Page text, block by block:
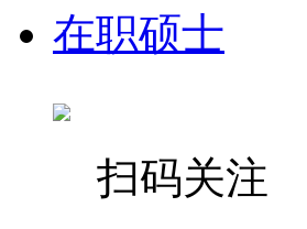
在职硕士
扫码关注